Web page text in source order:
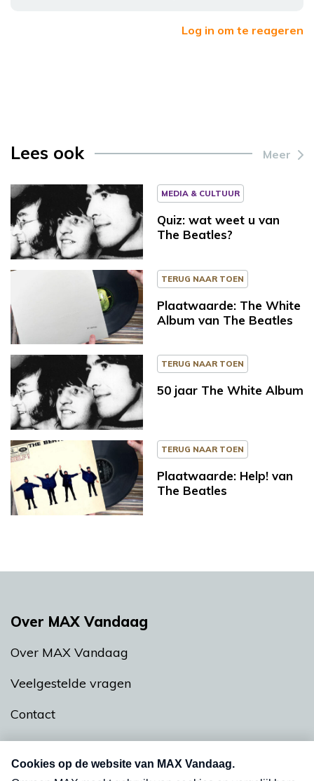
Log in om te reageren
Lees ook Meer
MEDIA & CULTUUR
Quiz: wat weet u van
The Beatles?
TERUG NAAR TOEN
Plaatwaarde: The White
Album van The Beatles
TERUG NAAR TOEN
50 jaar The White Album
TERUG NAAR TOEN
Plaatwaarde: Help! van
The Beatles
Menu Interactie
Over MAX Vandaag
Over MAX Vandaag
Veelgestelde vragen
Contact